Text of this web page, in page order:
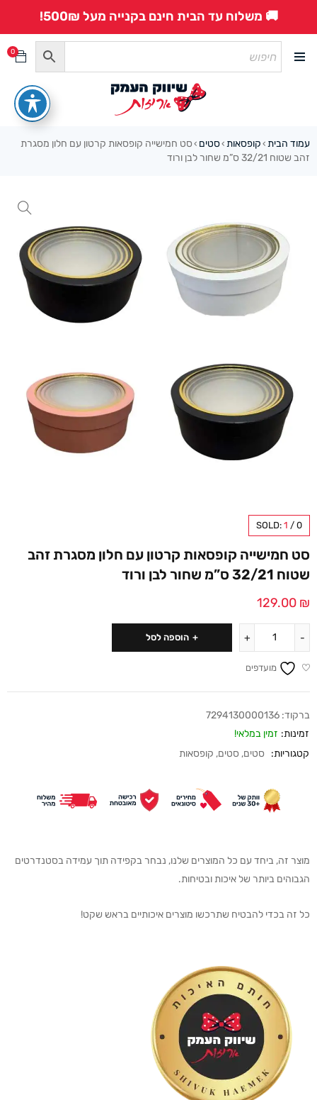
🚚 משלוח עד הבית חינם בקנייה מעל 500₪!
0
עמוד הבית › קופסאות ›סטים › סט חמישייה קופסאות קרטון עם חלון מסגרת
זהב שטוח 32/21 ס”מ שחור לבן ורוד
SOLD: 1 / 0
סט חמישייה קופסאות קרטון עם חלון מסגרת זהב
שטוח 32/21 ס”מ שחור לבן ורוד
129.00 ₪
הוספה לסל
מועדפים
ברקוד: 7294130000136
זמינות: זמין במלאי!
קטגוריות:
סטים, סטים, קופסאות
מוצר זה, ביחד עם כל המוצרים שלנו, נבחר בקפידה תוך עמידה בסטנדרטים
הגבוהים ביותר של איכות ובטיחות.
כל זה בכדי להבטיח שתרכשו מוצרים איכותיים בראש שקט!